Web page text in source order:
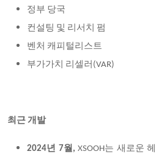
정부 당국
컨설팅 및 리서치 펌
벤처 캐피털리스트
부가가치 리셀러 (VAR)
최근 개발
2024년 7월,XSOOH는 새로운